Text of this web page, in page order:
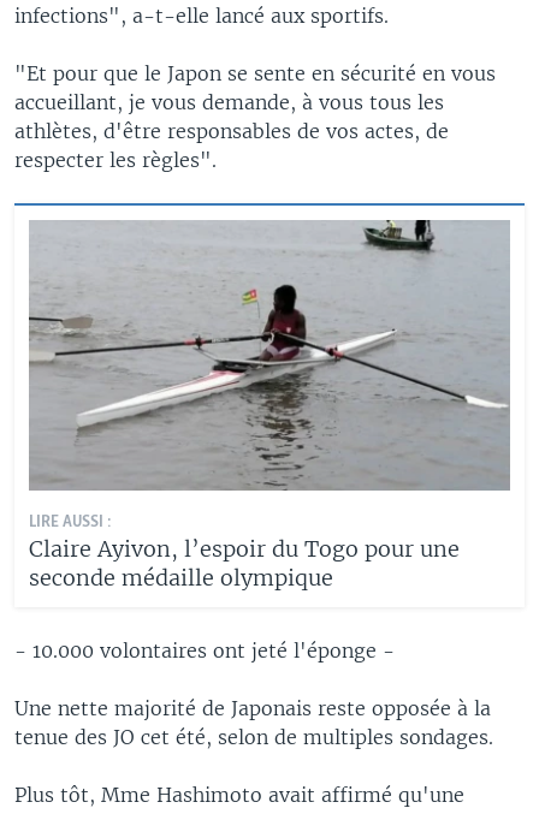
infections", a-t-elle lancé aux sportifs.
"Et pour que le Japon se sente en sécurité en vous
accueillant, je vous demande, à vous tous les
athlètes, d'être responsables de vos actes, de
respecter les règles".
LIRE AUSSI :
Claire Ayivon, l’espoir du Togo pour une
seconde médaille olympique
- 10.000 volontaires ont jeté l'éponge -
Une nette majorité de Japonais reste opposée à la
tenue des JO cet été, selon de multiples sondages.
Plus tôt, Mme Hashimoto avait affirmé qu'une